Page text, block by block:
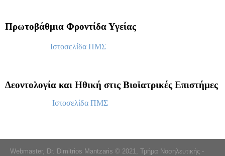
Πρωτοβάθμια Φροντίδα Υγείας
Ιστοσελίδα ΠΜΣ
Δεοντολογία και Ηθική στις Βιοϊατρικές Επιστήμες
Ιστοσελίδα ΠΜΣ
Webmaster, Dr. Dimitrios Mantzaris © 2021, Τμήμα Νοσηλευτικής -